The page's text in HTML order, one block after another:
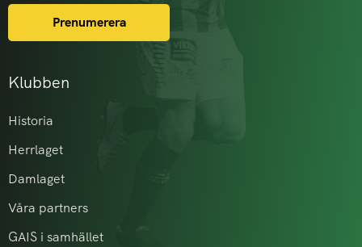
Klubben
Historia
Herrlaget
Damlaget
Våra partners
GAIS i samhället
Prenumerera